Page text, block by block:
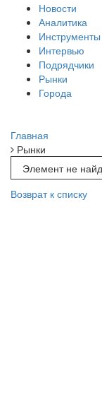
Новости
Аналитика
Инструменты
Интервью
Подрядчики
Рынки
Города
Главная
Рынки
Элемент не
Возврат к списку